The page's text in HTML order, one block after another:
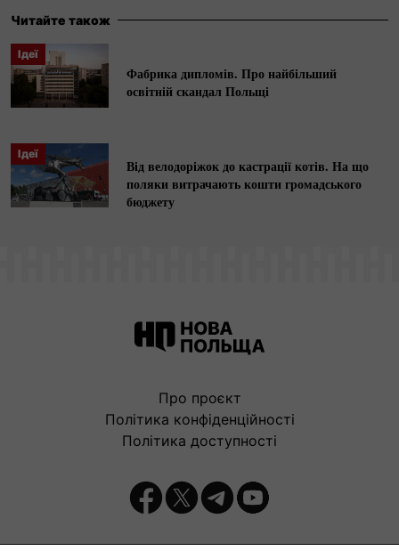
Читайте також
Ідеї
Фабрика дипломів. Про найбільший
освітній скандал Польщі
Ідеї
Від велодоріжок до кастрації котів. На що
поляки витрачають кошти громадського
бюджету
Про проєкт
Політика конфіденційності
Політика доступності